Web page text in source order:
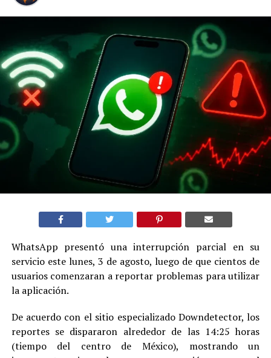
WhatsApp presentó una interrupción parcial en su
servicio este lunes, 3 de agosto, luego de que cientos de
usuarios comenzaran a reportar problemas para utilizar
la aplicación.
De acuerdo con el sitio especializado Downdetector, los
reportes se dispararon alrededor de las 14:25 horas
(tiempo del centro de México), mostrando un